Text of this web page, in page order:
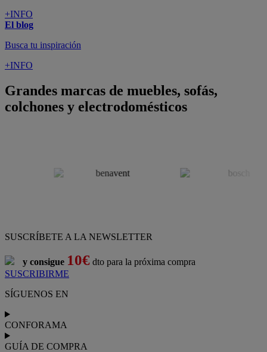
+INFO
El blog
Busca tu inspiración
+INFO
Grandes marcas de muebles, sofás,
colchones y electrodomésticos
SUSCRÍBETE A LA NEWSLETTER
y consigue 10€ dto para la próxima compra
SUSCRIBIRME
SÍGUENOS EN
CONFORAMA
GUÍA DE COMPRA